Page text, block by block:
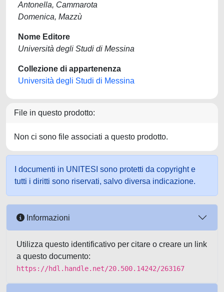
Antonella, Cammarota
Domenica, Mazzù
Nome Editore
Università degli Studi di Messina
Collezione di appartenenza
Università degli Studi di Messina
File in questo prodotto:
Non ci sono file associati a questo prodotto.
I documenti in UNITESI sono protetti da copyright e
tutti i diritti sono riservati, salvo diversa indicazione.
Informazioni
Utilizza questo identificativo per citare o creare un link
a questo documento:
https://hdl.handle.net/20.500.14242/263167